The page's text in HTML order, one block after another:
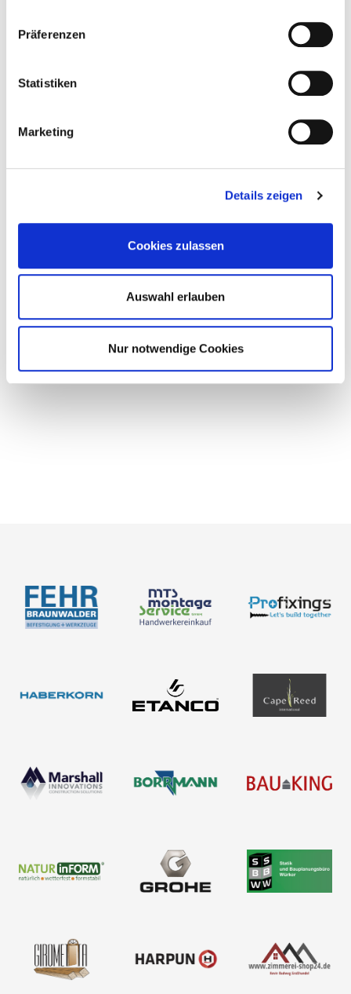
Präferenzen
Statistiken
Marketing
Details zeigen
Cookies zulassen
Auswahl erlauben
Nur notwendige Cookies
Nie wieder Neuigkeiten rund um Eurotec verpassen.
Datenschutzerklärung